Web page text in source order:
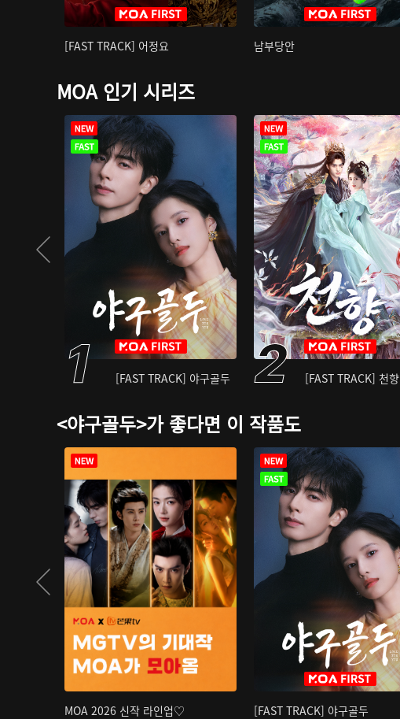
[FAST TRACK] 어정요 남부당안
MOA 인기 시리즈
[FAST TRACK] 야구골두 [FAST TRACK] 천향
<야구골두>가 좋다면 이 작품도
MOA 2026 신작 라인업♡ [FAST TRACK] 야구골두